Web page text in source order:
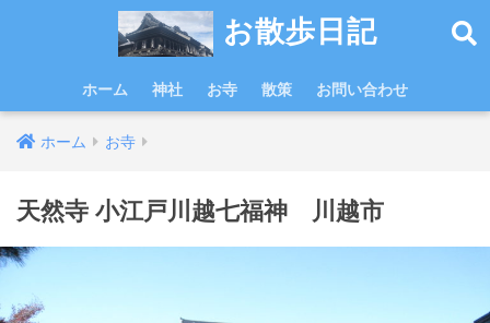
お散歩日記
ホーム 神社 お寺 散策 お問い合わせ
ホーム お寺
天然寺 小江戸川越七福神 川越市